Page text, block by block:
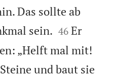
Das sollte ab
sein. 

46 Er
„Helft mal mit!
und baut sie